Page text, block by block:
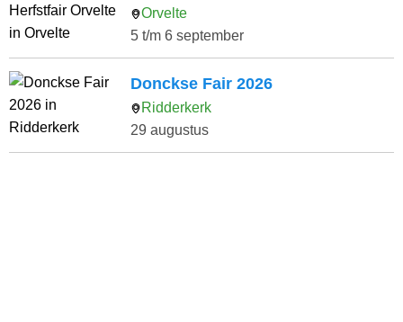
Orvelte
5 t/m 6 september
Donckse Fair 2026
Ridderkerk
29 augustus